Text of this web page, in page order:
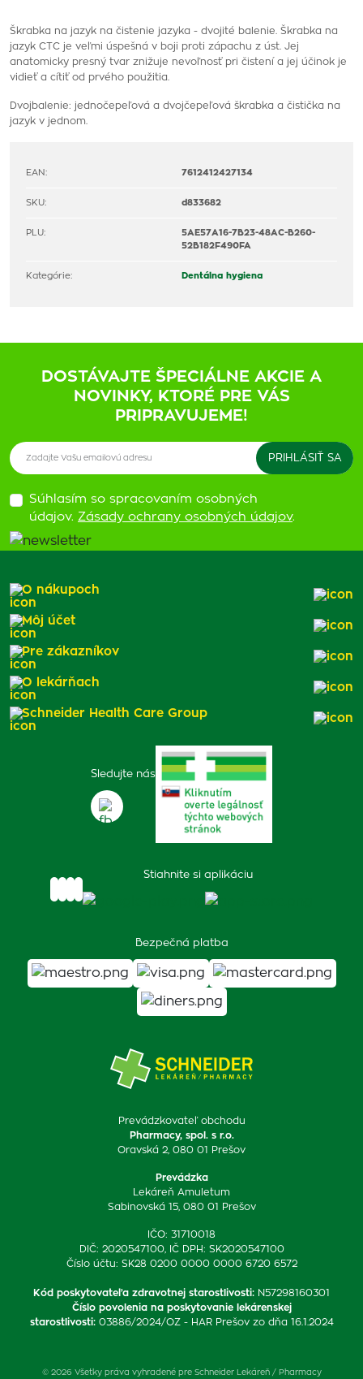
Škrabka na jazyk na čistenie jazyka - dvojité balenie. Škrabka na
jazyk CTC je veľmi úspešná v boji proti zápachu z úst. Jej
anatomicky presný tvar znižuje nevoľnosť pri čistení a jej účinok je
vidieť a cítiť od prvého použitia.
Dvojbalenie: jednočepeľová a dvojčepeľová škrabka a čistička na
jazyk v jednom.
EAN: 7612412427134
SKU: d833682
PLU:
5AE57A16-7B23-48AC-B260-
52B182F490FA
Kategórie: Dentálna hygiena
DOSTÁVAJTE ŠPECIÁLNE AKCIE A
NOVINKY, KTORÉ PRE VÁS
PRIPRAVUJEME!
Súhlasím so spracovaním osobných
údajov. Zásady ochrany osobných údajov.
Prevádzkovateľ obchodu
Pharmacy, spol. s r.o.
Oravská 2, 080 01 Prešov
Prevádzka
Lekáreň Amuletum
Sabinovská 15, 080 01 Prešov
IČO: 31710018
DIČ: 2020547100, IČ DPH: SK2020547100
Číslo účtu: SK28 0200 0000 0000 6720 6572
Kód poskytovateľa zdravotnej starostlivosti: N57298160301
Číslo povolenia na poskytovanie lekárenskej
starostlivosti: 03886/2024/OZ - HAR Prešov zo dňa 16.1.2024
Sledujte nás
Stiahnite si aplikáciu
Bezpečná platba
O nákupoch
Môj účet
Pre zákazníkov
O lekárňach
Schneider Health Care Group
© 2026 Všetky práva vyhradené pre Schneider Lekáreň / Pharmacy